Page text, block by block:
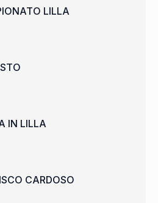
LILLA
IN LILLA
CARDOSO